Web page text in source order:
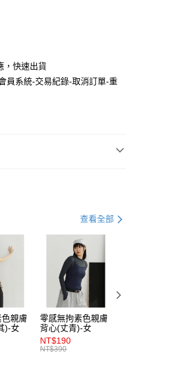
付款」的支付方式。 讓您購物簡單
不需儲值。
即可結帳。
。
簡訊。
費，但若您需要取消訂單，請聯
訂單仍視為有效，需透過AFTEE
」之結帳頁面顯示為準，若有關於
相關疑問，請聯繫「AFTEE先享後
support/home
之「AFTEE先享後付」服務完成之
人資料，並將交易相關給付款項請
下網址：
理人或監護人之同意方可使用
者引起之損失，本公司不負相關責
免運費
免運費
免運費
，快速出貨
員系統-交易紀錄-取消訂單-重
查看全部
親膚
)-女
零感無拘素色親膚
背心(丈青)-女
NT$190
NT$390